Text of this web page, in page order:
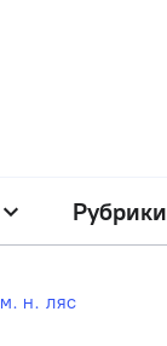
Рубрики
М. Н. ЛЯС